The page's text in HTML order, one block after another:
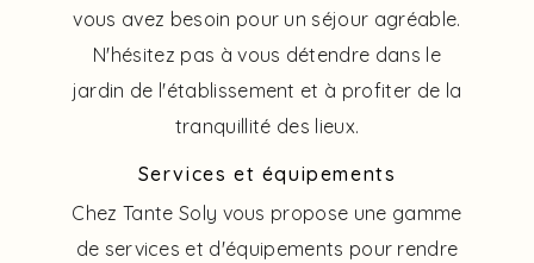
vous avez besoin pour un séjour agréable.
N'hésitez pas à vous détendre dans le
jardin de l'établissement et à profiter de la
tranquillité des lieux.
Services et équipements
Chez Tante Soly vous propose une gamme
de services et d'équipements pour rendre